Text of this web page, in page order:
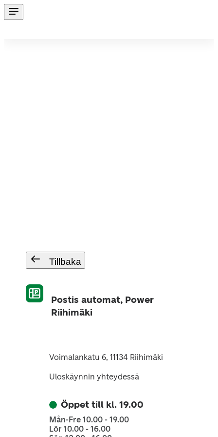
Tillbaka
Postis automat, Power
Riihimäki
Voimalankatu 6, 11134 Riihimäki
Uloskäynnin yhteydessä
Öppet till kl. 19.00
Mån-Fre 10.00 - 19.00
Lör 10.00 - 16.00